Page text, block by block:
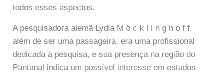
todos esses aspectos.
A pesquisadora alemã Lydia M ö c k l i n g h o f f,
além de ser uma passageira, era uma profissional
dedicada à pesquisa, e sua presença na região do
Pantanal indica um possível interesse em estudos